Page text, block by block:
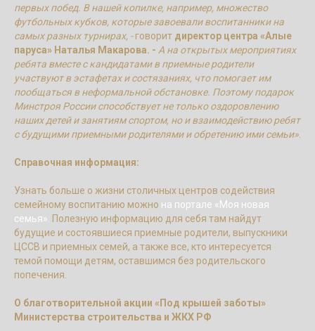
первых побед. В нашей копилке, например, множество
футбольных кубков, которые завоевали воспитанники на
самых разных турнирах, - говорит директор центра «Алые
паруса» Наталья Макарова. - А на открытых мероприятиях
ребята вместе с кандидатами в приемные родители
участвуют в эстафетах и состязаниях, что помогает им
пообщаться в неформальной обстановке. Поэтому подарок
Минстроя России способствует не только оздоровлению
наших детей и занятиям спортом, но и взаимодействию ребят
с будущими приемными родителями и обретению ими семьи»
Справочная информация:
Узнать больше о жизни столичных центров содействия
семейному воспитанию можно на портале «Моя новая
семья». Полезную информацию для себя там найдут
будущие и состоявшиеся приемные родители, выпускники
ЦССВ и приемных семей, а также все, кто интересуется
темой помощи детям, оставшимся без родительского
попечения.
О благотворительной акции «Под крышей заботы»
Министерства строительства и ЖКХ РФ